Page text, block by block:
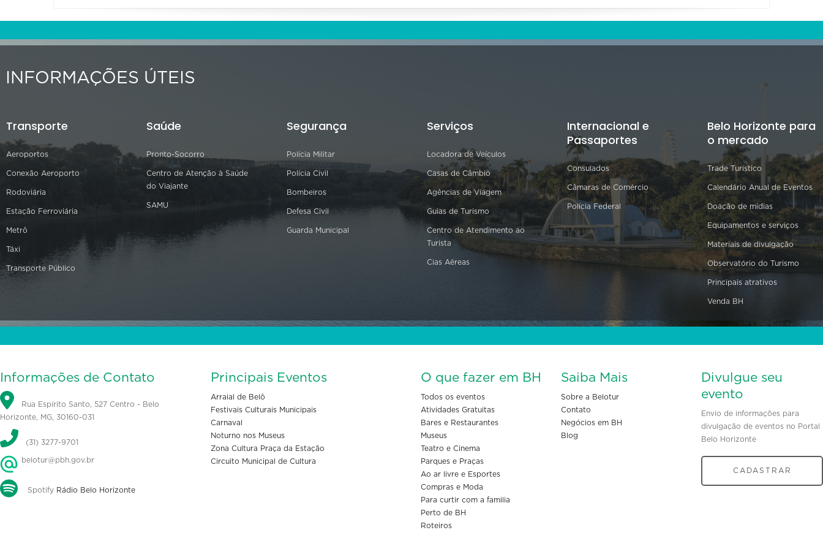
INFORMAÇÕES ÚTEIS
Transporte
Aeroportos
Conexão Aeroporto
Rodoviária
Estação Ferroviária
Metrô
Táxi
Transporte Público
Saúde
Pronto-Socorro
Centro de Atenção à Saúde
do Viajante
SAMU
Segurança
Polícia Militar
Polícia Civil
Bombeiros
Defesa Civil
Guarda Municipal
Serviços
Locadora de Veículos
Casas de Câmbio
Agências de Viagem
Guias de Turismo
Centro de Atendimento ao
Turista
Cias Aéreas
Internacional e
Passaportes
Consulados
Câmaras de Comércio
Polícia Federal
Belo Horizonte para
o mercado
Trade Turístico
Calendário Anual de Eventos
Doação de mídias
Equipamentos e serviços
Materiais de divulgação
Observatório do Turismo
Principais atrativos
Venda BH
Informações de Contato
Rua Espírito Santo, 527 Centro - Belo
Horizonte, MG, 30160-031
(31) 3277-9701
belotur@pbh.gov.br
Spotify Rádio Belo Horizonte
Principais Eventos
Arraial de Belô
Festivais Culturais Municipais
Carnaval
Noturno nos Museus
Zona Cultura Praça da Estação
Circuito Municipal de Cultura
O que fazer em BH
Todos os eventos
Atividades Gratuitas
Bares e Restaurantes
Museus
Teatro e Cinema
Parques e Praças
Ao ar livre e Esportes
Compras e Moda
Para curtir com a familia
Perto de BH
Roteiros
Saiba Mais
Sobre a Belotur
Contato
Negócios em BH
Blog
Divulgue seu
evento
Envio de informações para
divulgação de eventos no Portal
Belo Horizonte
CADASTRAR